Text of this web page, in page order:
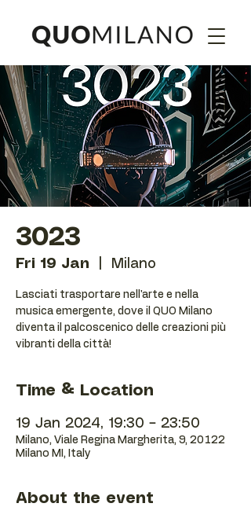
3023
Fri 19 Jan Milano
Lasciati trasportare nell'arte e nella
musica emergente, dove il QUO Milano
diventa il palcoscenico delle creazioni più
vibranti della città!
Time & Location
19 Jan 2024, 19:30 – 23:50
Milano, Viale Regina Margherita, 9, 20122
Milano MI, Italy
About the event